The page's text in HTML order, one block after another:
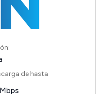
de hasta
Mbps